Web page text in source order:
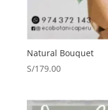
Natural Bouquet
S/179.00